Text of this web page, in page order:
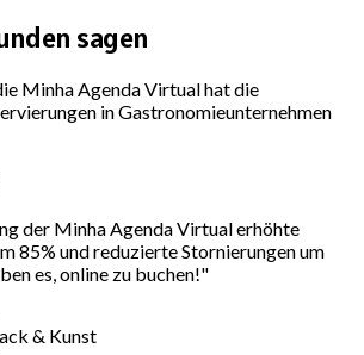
sagen
Minha Agenda Virtual hat die
in Gastronomieunternehmen
der Minha Agenda Virtual erhöhte
85% und reduzierte Stornierungen um
es, online zu buchen!"
& Kunst